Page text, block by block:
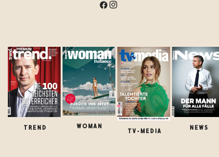
TREND WOMAN
TV-MEDIA
NEWS